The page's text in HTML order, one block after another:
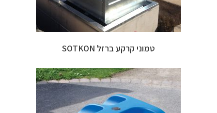
טמוני קרקע ברזל SOTKON